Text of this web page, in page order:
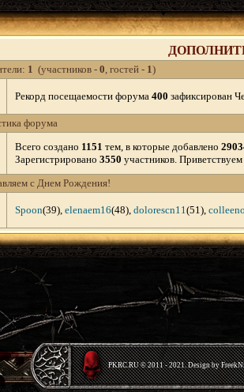
1 (участников - 0, гостей - 1)
Рекорд посещаемости форума 400 зафиксирован
форума
Всего создано 1151 тем, в которые добавлено
Зарегистрировано 3550 участников.
с Днем Рождения!
Spoon(39), elenaem16(48), dolorescn11(51),
PKRС.RU © 2011 - 2021. Design by